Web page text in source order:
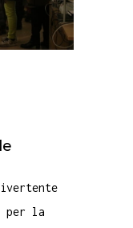
per la